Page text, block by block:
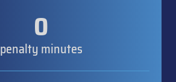
0
penalty minutes